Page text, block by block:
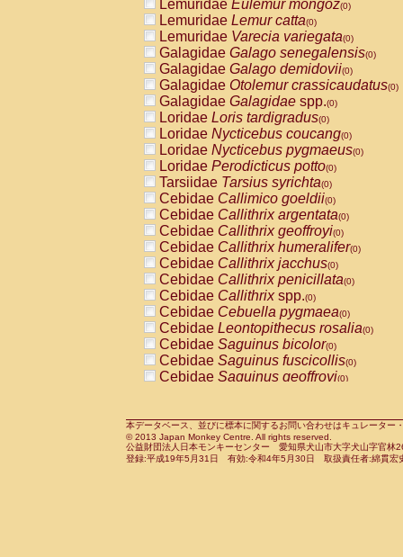
(0)
AtelidaeAlouatta seniculus
AtelidaeAlouattaspp.(0)
AtelidaeAteles belzebuth(0)
AtelidaeAteles geoffroyi(0)
AtelidaeAteles paniscus(0)
AtelidaeAtelesspp.(0)
Atelidae Lagothrix lagothricha
AtelidaeLagothrix lagothricha cana
PitheciidaeCacajao calvus
PitheciidaeCallicebus cupreus
PitheciidaeCallicebus donacophilus
PitheciidaeCallicebus moloch
PitheciidaeCallicebus torquatus
PitheciidaeCallicebusspp.(0)
PitheciidaeChiropotes satanas(0)
PitheciidaePithecia monachus
PitheciidaePithecia pithecia(0)
CercopithecidaeCercocebus agilis
CercopithecidaeCercocebus
CercopithecidaeCercocebus
CercopithecidaeCercocebus
CercopithecidaeCercocebus
CercopithecidaeCercocebushybrid
CercopithecidaePapio anubis(0)
CercopithecidaePapio cynocephalus
CercopithecidaePapio hamadryas(0)
Lemuridae Eulemur mongoz(0)
Lemuridae Lemur catta(0)
Lemuridae Varecia variegata(0)
Galagidae Galago senegalensis(0)
Galagidae Galago demidovii(0)
Galagidae Otolemur crassicaudatus(0)
Galagidae Galagidae spp.(0)
Loridae Loris tardigradus(0)
Loridae Nycticebus coucang(0)
Loridae Nycticebus pygmaeus(0)
Loridae Perodicticus potto(0)
Tarsiidae Tarsius syrichta(0)
Cebidae Callimico goeldii(0)
Cebidae Callithrix argentata(0)
Cebidae Callithrix geoffroyi(0)
Cebidae Callithrix humeralifer(0)
Cebidae Callithrix jacchus(0)
Cebidae Callithrix penicillata(0)
Cebidae Callithrixspp.(0)
Cebidae Cebuella pygmaea(0)
Cebidae Leontopithecus rosalia(0)
Cebidae Saguinus bicolor(0)
Cebidae Saguinus fuscicollis(0)
Cebidae Saguinus geoffroyi(0)
CebidaeSaguinus leucopus(0)
CebidaeSaguinus midas(0)
Cebidae Saguinus mystax(0)
本データベース、並びに標本に関するお問い合わせはキュレータ
© 2013 Japan Monkey Centre. All rights reserved.
公益財団法人日本モンキーセンター 愛知県犬山市大字犬山字官
登録:平成19年5月31日 有効:令和4年5月30日 取扱責任者:綿貫宏